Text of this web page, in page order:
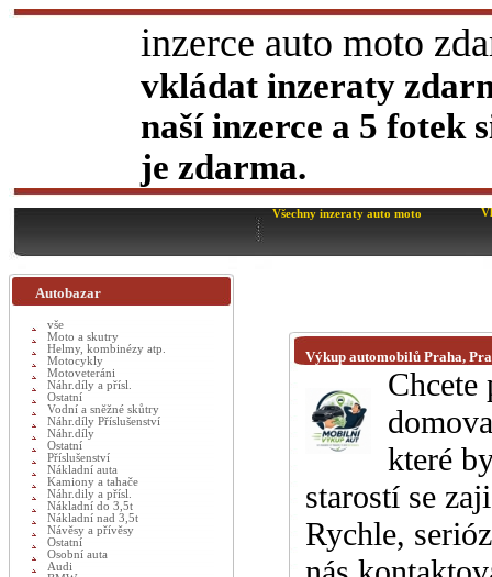
inzerce auto moto
vkládat inzeraty
naší inzerce a 5 fotek
je zdarma.
Všechny inzeraty auto moto
Výkup automobilů Praha,
Chcete
které
starostí se
Rychle,
Autobazar
vše
Moto a skutry
Helmy, kombinézy atp.
Motocykly
Motoveteráni
Náhr.díly a přísl.
Ostatní
Vodní a sněžné skůtry
Náhr.díly Příslušenství
Náhr.díly
Ostatní
Příslušenství
Nákladní auta
Kamiony a tahače
Náhr.dily a přísl.
Nákladní do 3,5t
Nákladní nad 3,5t
Návěsy a přívěsy
Ostatní
Osobní auta
Audi